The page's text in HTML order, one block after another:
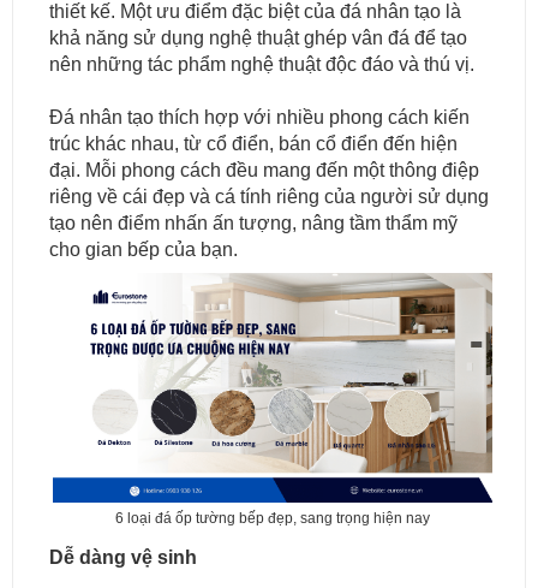
thiết kế. Một ưu điểm đặc biệt của đá nhân tạo là
khả năng sử dụng nghệ thuật ghép vân đá để tạo
nên những tác phẩm nghệ thuật độc đáo và thú vị.
Đá nhân tạo thích hợp với nhiều phong cách kiến
trúc khác nhau, từ cổ điển, bán cổ điển đến hiện
đại. Mỗi phong cách đều mang đến một thông điệp
riêng về cái đẹp và cá tính riêng của người sử dụng
tạo nên điểm nhấn ấn tượng, nâng tầm thẩm mỹ
cho gian bếp của bạn.
6 loại đá ốp tường bếp đẹp, sang trọng hiện nay
Dễ dàng vệ sinh